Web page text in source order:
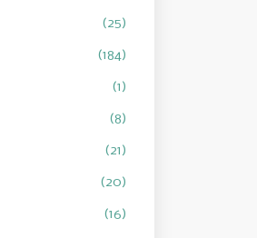
(25)
(184)
(1)
(8)
(21)
(20)
(16)